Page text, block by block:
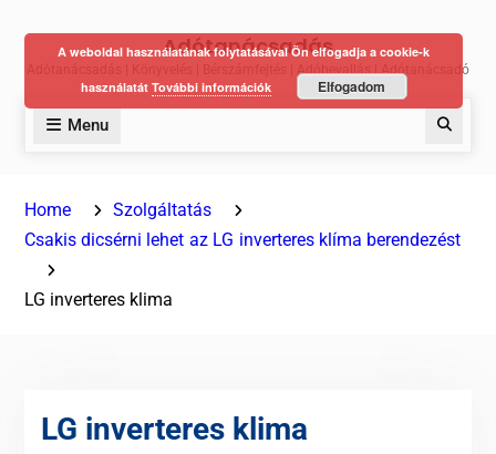
Adótanácsadás
Adótanácsadás | Könyvelés | Bérszámfejtés | Adóbevallás | Adótanácsadó
Menu
Home
Szolgáltatás
Csakis dicsérni lehet az LG inverteres klíma berendezést
LG inverteres klima
LG inverteres klima
A weboldal használatának folytatásával Ön elfogadja a cookie-k
használatát További információk Elfogadom